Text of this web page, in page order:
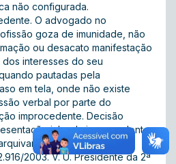
não configurada.
O advogado no
goza de imunidade, não
ou desacato manifestação
interesses do seu
pautadas pela
em tela, onde não existe
verbal por parte do
improcedente. Decisão
julgada improcedente,
nos termos do
2003. V. U. Presidente da 2ª